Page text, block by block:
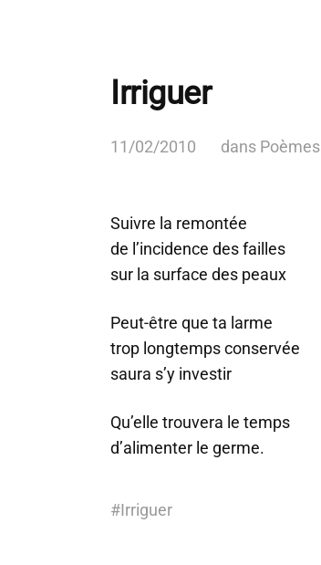
Irriguer
11/02/2010 dans Poèmes
Suivre la remontée
de l’incidence des failles
sur la surface des peaux
Peut-être que ta larme
trop longtemps conservée
saura s’y investir
Qu’elle trouvera le temps
d’alimenter le germe.
#Irriguer